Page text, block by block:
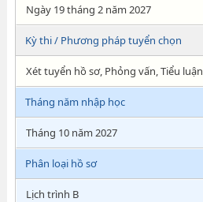
Ngày 19 tháng 2 năm 2027
Kỳ thi / Phương pháp tuyển chọn
Xét tuyển hồ sơ, Phỏng vấn, Tiểu luận
Tháng năm nhập học
Tháng 10 năm 2027
Phân loại hồ sơ
Lịch trình B